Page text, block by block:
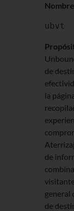
ubvt
de
la
de
general
de